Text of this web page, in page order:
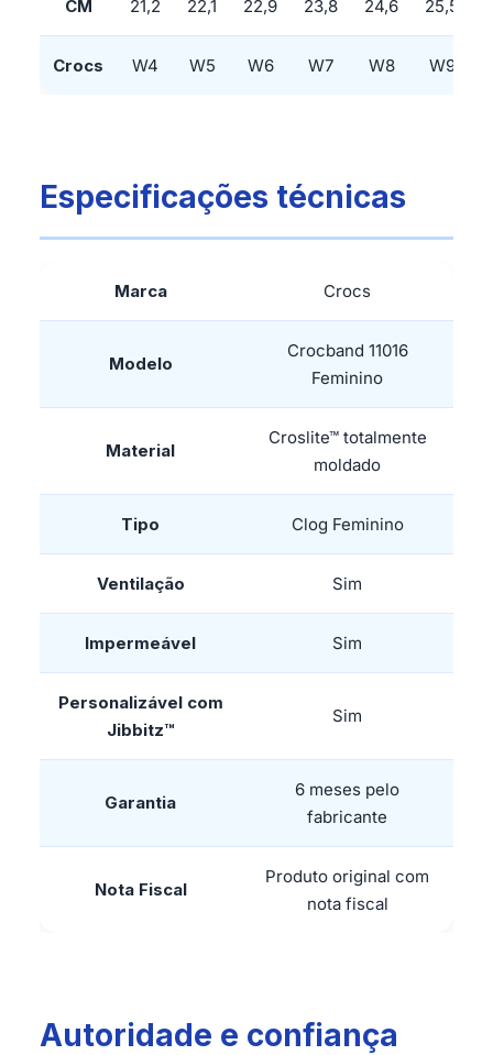
CM 21,2 22,1 22,9 23,8 24,6 25,5
Crocs W4 W5 W6 W7 W8 W9
Especificações técnicas
Marca Crocs
Modelo
Crocband 11016
Feminino
Material
Croslite™ totalmente
moldado
Tipo Clog Feminino
Ventilação Sim
Impermeável Sim
Personalizável com
Jibbitz™
Sim
Garantia
6 meses pelo
fabricante
Nota Fiscal
Produto original com
nota fiscal
Autoridade e confiança